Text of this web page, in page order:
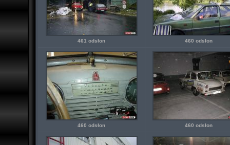
461 odsłon 460 odsłon
460 odsłon 460 odsłon